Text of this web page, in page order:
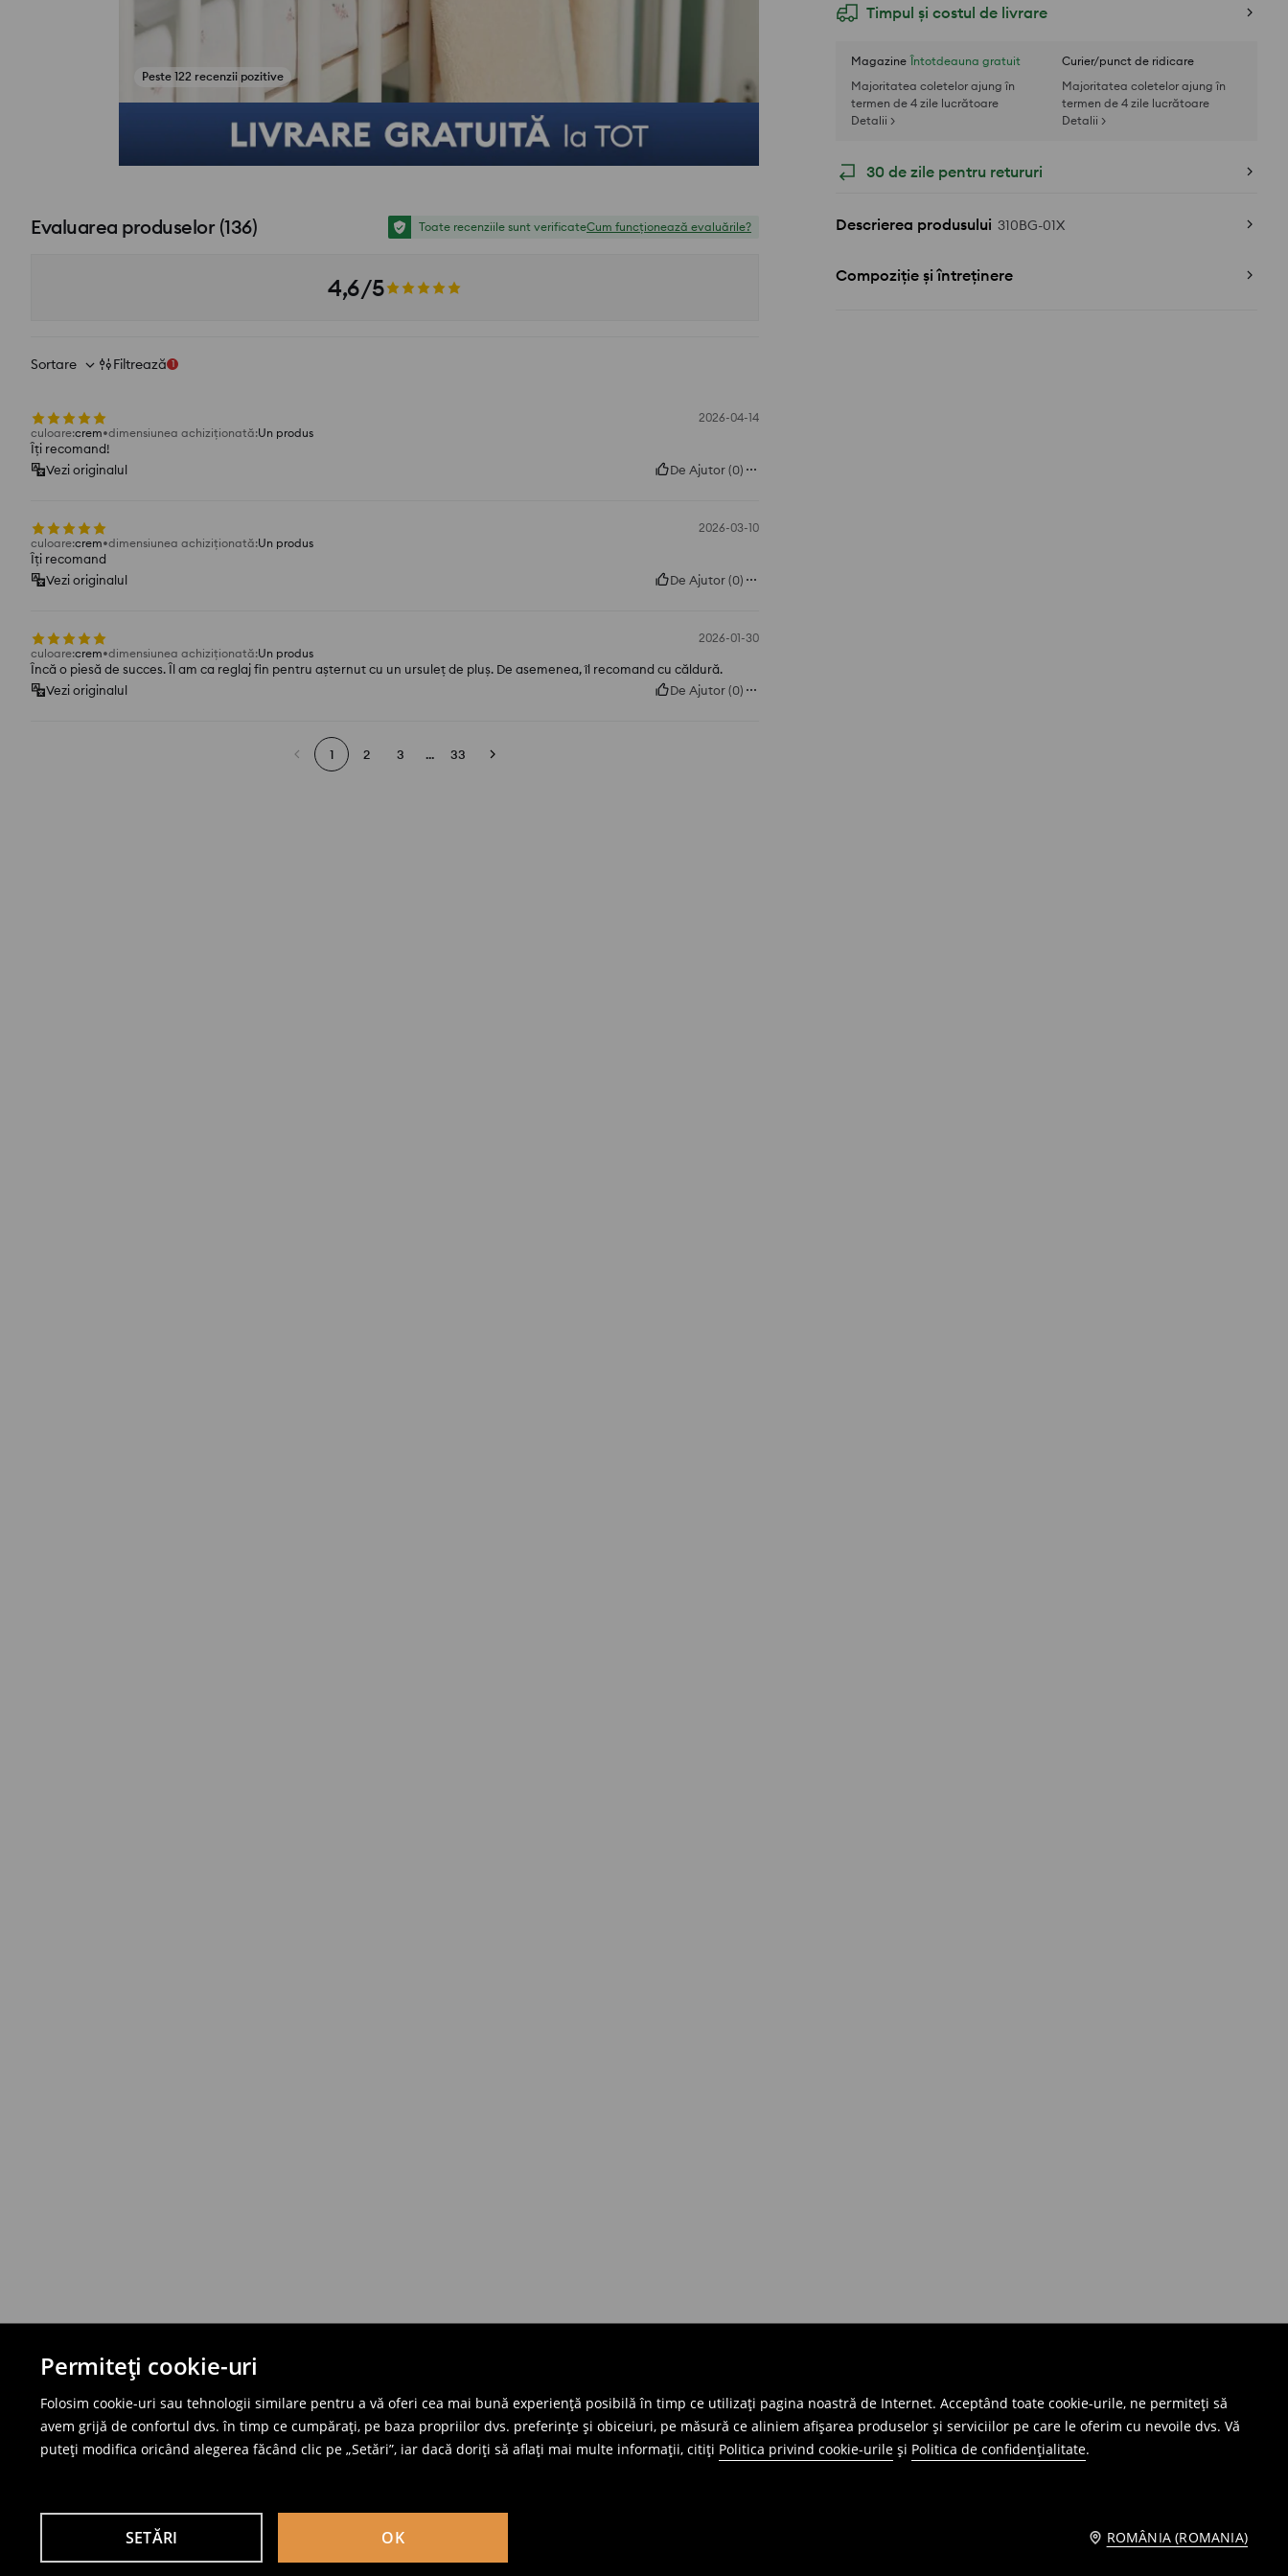
Permiteți cookie-uri
Folosim cookie-uri sau tehnologii similare pentru a vă oferi cea mai bună experiență posibilă în timp ce utilizați pagina noastră de Internet. Acceptând toate cookie-urile, ne permiteți să
avem grijă de confortul dvs. în timp ce cumpărați, pe baza propriilor dvs. preferințe și obiceiuri, pe măsură ce aliniem afișarea produselor și serviciilor pe care le oferim cu nevoile dvs. Vă
puteți modifica oricând alegerea făcând clic pe „Setări”, iar dacă doriți să aflați mai multe informații, citiți Politica privind cookie-urile și Politica de confidențialitate.
SETĂRI OK ROMÂNIA (ROMANIA)
Timpul și costul de livrare
Magazine Întotdeauna gratuit
Majoritatea coletelor ajung în
termen de 4 zile lucrătoare
Detalii >
Curier/punct de ridicare
Majoritatea coletelor ajung în
termen de 4 zile lucrătoare
Detalii >
30 de zile pentru retururi
Descrierea produsului 310BG-01X
Compoziție și întreținere
Peste 122 recenzii pozitive
Vezi fotografii din recenzii
Evaluarea produselor(136) Toate recenziile sunt verificateCum funcționează evaluările?
4,6/5
Sortare Filtrează 1
2026-04-14
culoare:crem dimensiunea achiziționată:Un produs
Îți recomand!
Vezi originalul
De Ajutor(0)
2026-03-10
culoare:crem dimensiunea achiziționată:Un produs
Îți recomand
Vezi originalul
De Ajutor(0)
2026-01-30
culoare:crem dimensiunea achiziționată:Un produs
Încă o piesă de succes. Îl am ca reglaj fin pentru așternut cu un ursuleț de pluș. De asemenea, îl recomand cu căldură.
Vezi originalul
De Ajutor(0)
1 2 3 ... 33